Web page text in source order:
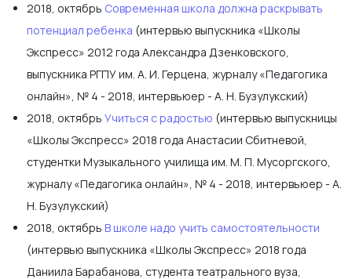
2018, октябрь Современная школа должна раскрывать
потенциал ребенка (интервью выпускника «Школы
Экспресс» 2012 года Александра Дзенковского,
выпускника РГПУ им. А. И. Герцена, журналу «Педагогика
онлайн», № 4 - 2018, интервьюер - А. Н. Бузулукский)
2018, октябрь Учиться с радостью (интервью выпускницы
«Школы Экспресс» 2018 года Анастасии Сбитневой,
студентки Музыкального училища им. М. П. Мусоргского,
журналу «Педагогика онлайн», № 4 - 2018, интервьюер - А.
Н. Бузулукский)
2018, октябрь В школе надо учить самостоятельности
(интервью выпускника «Школы Экспресс» 2018 года
Даниила Барабанова, студента театрального вуза,